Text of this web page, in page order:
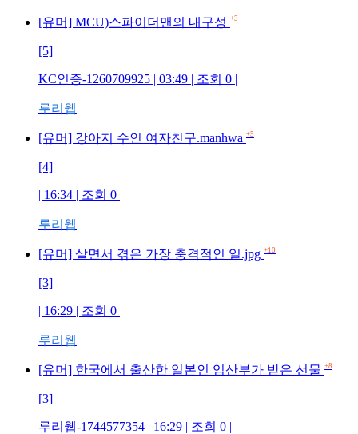
[유머] MCU)스파이더맨의 내구성 +3
[5]
KC인증-1260709925 | 03:49 | 조회 0 |
루리웹
[유머] 강아지 수인 여자친구.manhwa +5
[4]
| 16:34 | 조회 0 |
루리웹
[유머] 살면서 겪은 가장 충격적인 일.jpg +10
[3]
| 16:29 | 조회 0 |
루리웹
[유머] 한국에서 출산한 일본인 임산부가 받은 선물 +8
[3]
루리웹-1744577354 | 16:29 | 조회 0 |